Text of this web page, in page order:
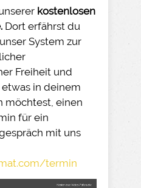
kostenlosen
Dort erfährst du
System zur
Freiheit und
in deinem
möchtest, einen
für ein
mit uns
termin